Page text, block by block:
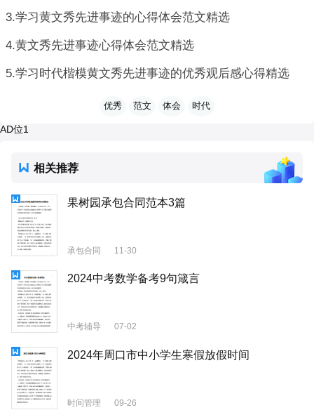
3.学习黄文秀先进事迹的心得体会范文精选
4.黄文秀先进事迹心得体会范文精选
5.学习时代楷模黄文秀先进事迹的优秀观后感心得精选
优秀 范文 体会 时代
AD位1
相关推荐
果树园承包合同范本3篇
承包合同 11-30
2024中考数学备考9句箴言
中考辅导 07-02
2024年周口市中小学生寒假放假时间
时间管理 09-26